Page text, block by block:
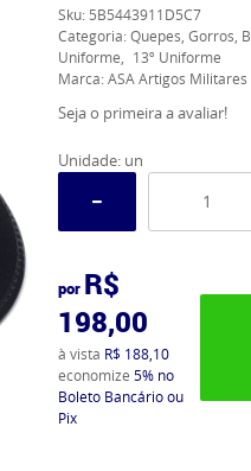
Sku: 5B5443911D5C7
Categoria: Quepes, Gorros,
Uniforme
13º Uniforme
Marca:ASA Artigos Militares
Seja o primeira a avaliar!
Unidade: un
por R$
198,00
à vista R$ 188,10
economize 5% no
Boleto Bancário ou
Pix